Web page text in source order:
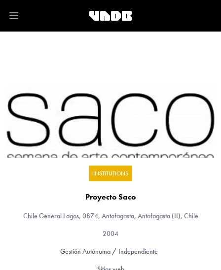
Open main menu
INSTITUTIONS
Proyecto Saco
Chile General Lagos, 0874, Antofagasta, Antofagasta (II), Chile
2004
Gestión Autónoma / Independiente